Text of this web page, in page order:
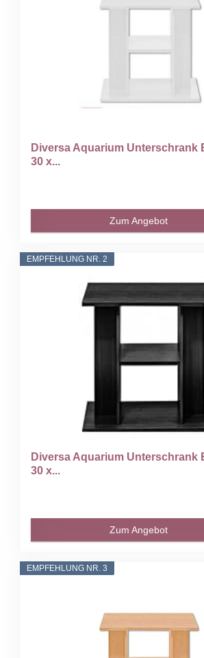
Diversa Aquarium Unterschrank
30 x...
Zum Angebot
EMPFEHLUNG NR. 2
Diversa Aquarium Unterschrank
30 x...
Zum Angebot
EMPFEHLUNG NR. 3